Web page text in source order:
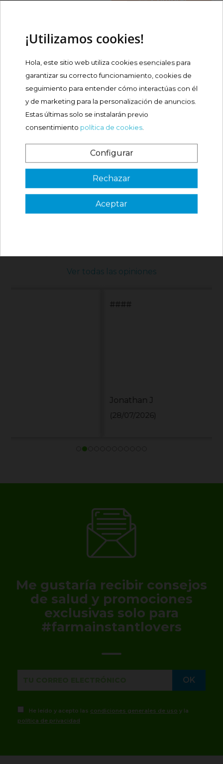
Precio
28,50 €
Comprar
QUE OPINAN NUESTROS
CLIENTES
Ver todas las opiniones
Me gustaría recibir consejos
de salud y promociones
exclusivas solo para
#farmainstantlovers
He leído y acepto las condiciones generales de uso y la
política de privacidad
¿Es tu primera vez? ¡SORPRESA!
VER CÓDIGO
3 €
¡Utilizamos cookies!
Hola, este sitio web utiliza cookies esenciales para
garantizar su correcto funcionamiento, cookies de
seguimiento para entender cómo interactúas con él
y de marketing para la personalización de anuncios.
Estas últimas solo se instalarán previo
consentimiento política de cookies
Configurar
Rechazar
Aceptar